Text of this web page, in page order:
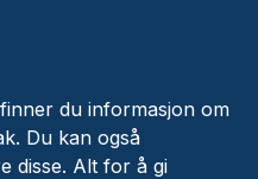
du informasjon om
Du kan også
disse. Alt for å gi